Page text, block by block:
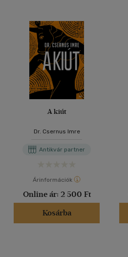
A kiút
Dr. Csernus Imre
Antikvár partner
Árinformációk
Online ár: 2 500 Ft
Kosárba